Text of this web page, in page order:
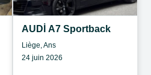
AUDİ A7 Sportback
Liège, Ans
24 juin 2026